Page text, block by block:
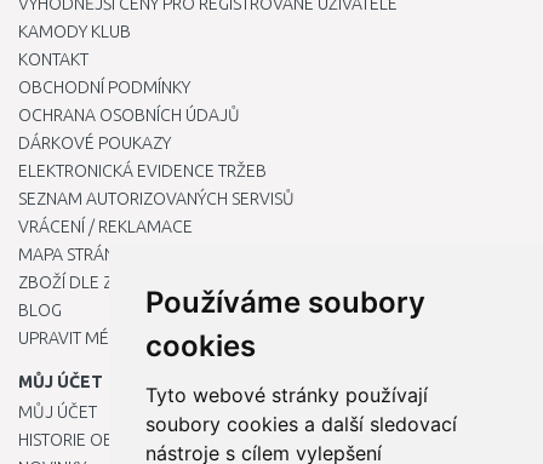
Používáme soubory
cookies
Tyto webové stránky používají
soubory cookies a další sledovací
nástroje s cílem vylepšení
KAMODY KLUB
KONTAKT
OBCHODNÍ PODMÍNKY
OCHRANA OSOBNÍCH ÚDAJŮ
DÁRKOVÉ POUKAZY
ELEKTRONICKÁ EVIDENCE TRŽEB
SEZNAM AUTORIZOVANÝCH SERVISŮ
VRÁCENÍ / REKLAMACE
MAPA STRÁNKY
ZBOŽÍ DLE ZNAČEK
BLOG
UPRAVIT MÉ PŘEDVOLBY COOKIES
MŮJ ÚČET
MŮJ ÚČET
HISTORIE OBJEDNÁVEK